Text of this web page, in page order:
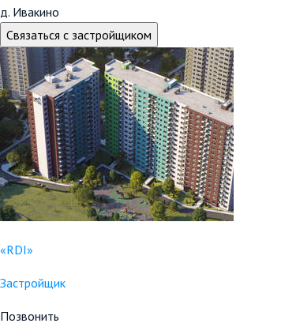
д. Ивакино
Связаться с застройщиком
«RDI»
Застройщик
Позвонить